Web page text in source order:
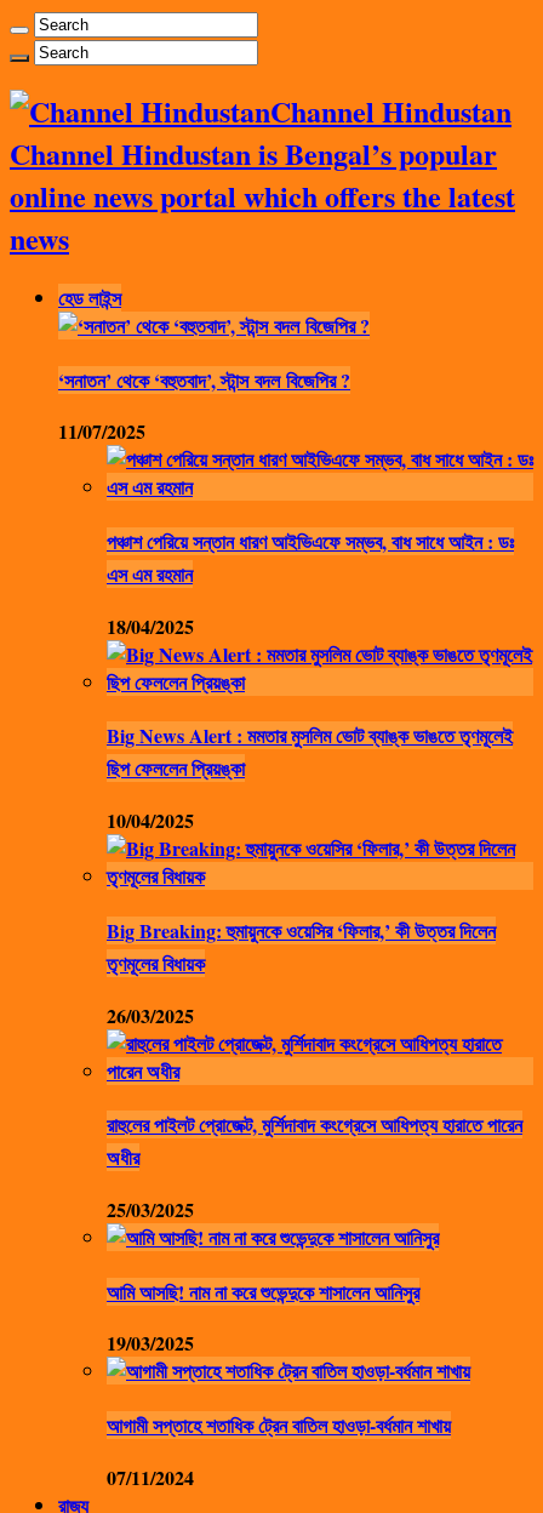
Channel Hindustan
Channel Hindustan is Bengal’s popular
online news portal which offers the latest
news
হেড লাইন্স
‘সনাতন’ থেকে ‘বহুতবাদ’, স্টান্স বদল বিজেপির ?
11/07/2025
পঞ্চাশ পেরিয়ে সন্তান ধারণ আইভিএফে সম্ভব, বাধ সাধে আইন : ডঃ
এস এম রহমান
18/04/2025
Big News Alert : মমতার মুসলিম ভোট ব্যাঙ্ক ভাঙতে তৃণমূলেই
ছিপ ফেললেন প্রিয়ঙ্কা
10/04/2025
Big Breaking: হুমায়ুনকে ওয়েসির ‘ফিলার,’ কী উত্তর দিলেন
তৃণমূলের বিধায়ক
26/03/2025
রাহুলের পাইলট প্রোজেক্ট, মুর্শিদাবাদ কংগ্রেসে আধিপত্য হারাতে পারেন
অধীর
25/03/2025
আমি আসছি! নাম না করে শুভেন্দুকে শাসালেন আনিসুর
19/03/2025
আগামী সপ্তাহে শতাধিক ট্রেন বাতিল হাওড়া-বর্ধমান শাখায়
07/11/2024
রাজ্য